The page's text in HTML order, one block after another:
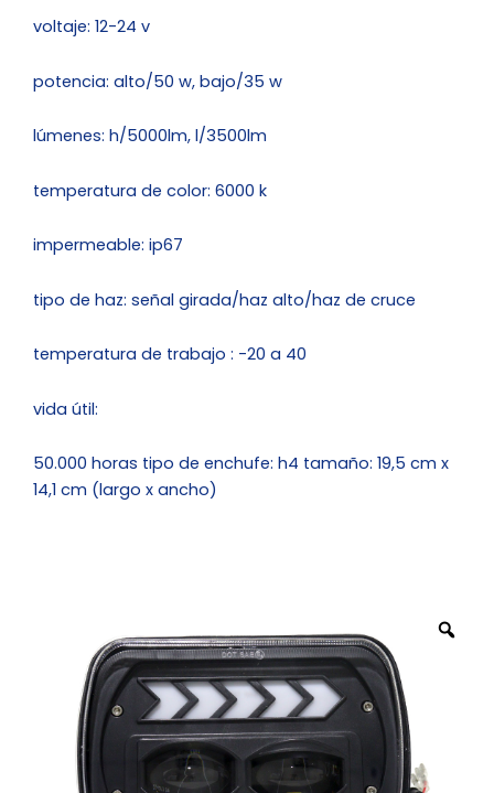
voltaje: 12-24 v
potencia: alto/50 w, bajo/35 w
lúmenes: h/5000lm, l/3500lm
temperatura de color: 6000 k
impermeable: ip67
tipo de haz: señal girada/haz alto/haz de cruce
temperatura de trabajo : -20 a 40
vida útil:
50.000 horas tipo de enchufe: h4 tamaño: 19,5 cm x
14,1 cm (largo x ancho)